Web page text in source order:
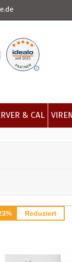
& CAL
Reduziert